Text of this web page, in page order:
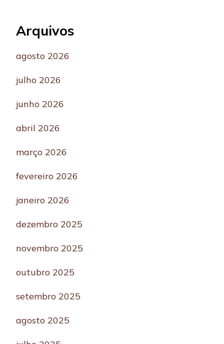
Arquivos
agosto 2026
julho 2026
junho 2026
abril 2026
março 2026
fevereiro 2026
janeiro 2026
dezembro 2025
novembro 2025
outubro 2025
setembro 2025
agosto 2025